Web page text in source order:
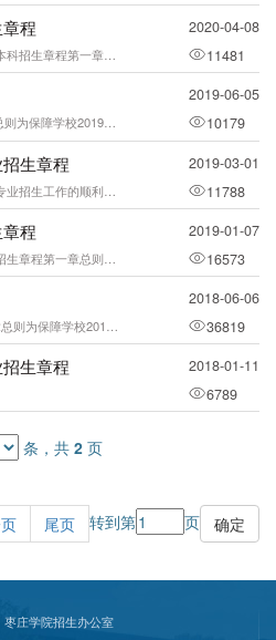
程
枣庄学院2020年普通高等教育专科升本科招生章程第一章总则为保证2020年普通高
2020-04-08
11481
已经由上级主管部门审核通过第一章总则为保障学校2019年普通本、专科招生工作的顺
2019-06-05
10179
生章程
2019-03-01
11788
程
2019-01-07
16573
2018-06-06
36819
生章程
2018-01-11
6789
条，共 2 页
尾页 转到第 页
枣庄学院招生办公室